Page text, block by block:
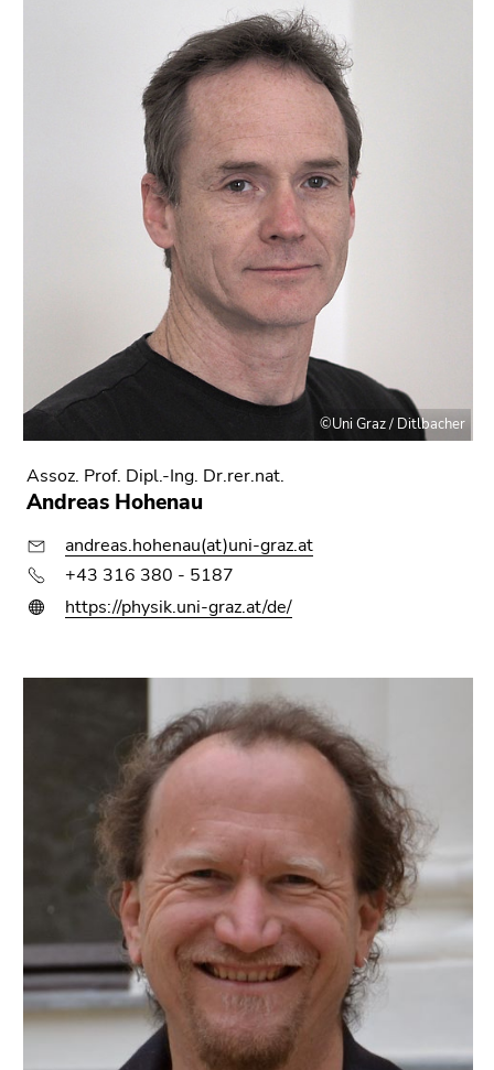
©Uni Graz / Ditlbacher
Assoz. Prof. Dipl.-Ing. Dr.rer.nat.
Andreas Hohenau
andreas.hohenau(at)uni-graz.at
+43 316 380 - 5187
https://physik.uni-graz.at/de/